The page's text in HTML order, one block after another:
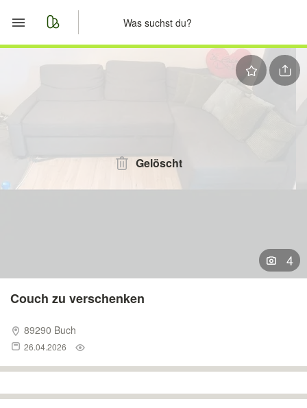
Start
Anzeige aufgebenGelöscht
4
Couch zu verschenken
89290 Buch
26.04.2026